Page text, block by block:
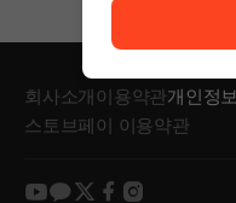
회사소개이용약관개인정
스토브페이 이용약관
youtube
kakaotwitterfacebook
instagram